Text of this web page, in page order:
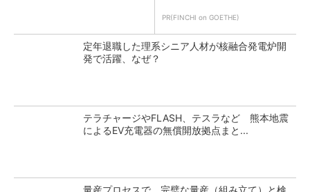
PR(FINCHI on GOETHE)
定年退職した理系シニア人材が核融合発電炉開
発で活躍、なぜ？
テラチャージやFLASH、テスラなど 熊本地震
によるEV充電器の無償開放拠点まと...
量産プロセスで、完璧な量産（組み立て）と検